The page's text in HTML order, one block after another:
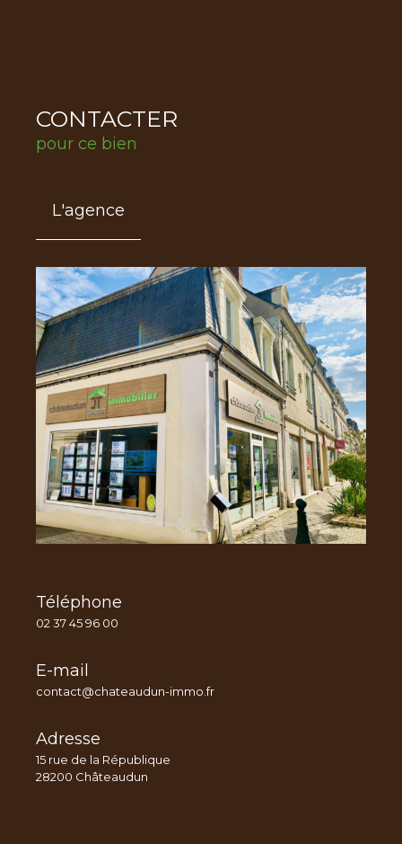
CONTACTER
pour ce bien
L'agence
Téléphone
02 37 45 96 00
E-mail
contact@chateaudun-immo.fr
Adresse
15 rue de la République
28200 Châteaudun